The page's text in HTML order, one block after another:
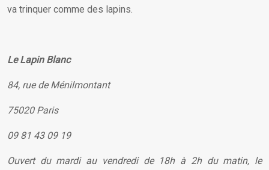
va trinquer comme des lapins.
Le Lapin Blanc
84, rue de Ménilmontant
75020 Paris
09 81 43 09 19
Ouvert du mardi au vendredi de 18h à 2h du matin, le